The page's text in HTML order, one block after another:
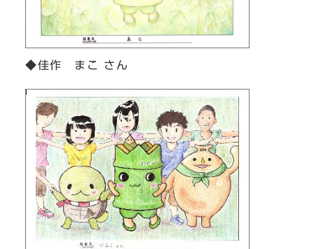
◆佳作 まこ さん